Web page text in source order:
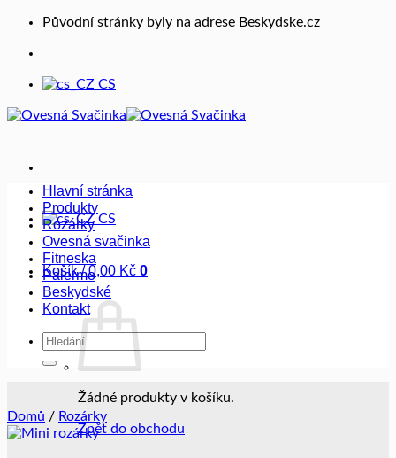
Přeskočit
obsah
Původní stránky byly na adrese Beskydske.cz
CS
CS
Košík /0,00 Kč 0
Žádné produkty v košíku.
Zpět do obchodu
Hlavní stránka
Produkty
Rozárky
Ovesná svačinka
Fitneska
Palermo
Beskydské
Kontakt
Hledat:
Domů / Rozárky